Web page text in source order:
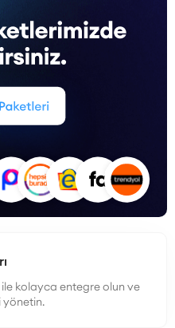
kolayca entegre olun ve
yönetin.